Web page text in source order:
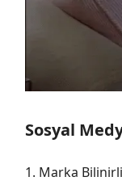
Sosyal
1. Marka